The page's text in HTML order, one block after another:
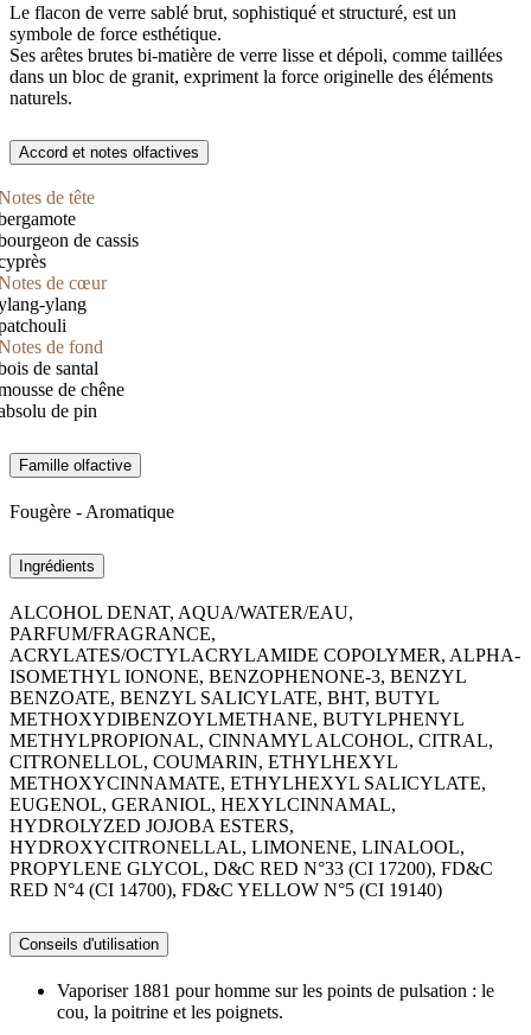
Le flacon de verre sablé brut, sophistiqué et structuré, est un
symbole de force esthétique.
Ses arêtes brutes bi-matière de verre lisse et dépoli, comme taillées
dans un bloc de granit, expriment la force originelle des éléments
naturels.
Accord et notes olfactives
de tête
de cassis
de cœur
ylang
de fond
de santal
de chêne
de pin
Famille olfactive
Fougère - Aromatique
Ingrédients
ALCOHOL DENAT, AQUA/WATER/EAU,
PARFUM/FRAGRANCE,
ACRYLATES/OCTYLACRYLAMIDE COPOLYMER, ALPHA-
ISOMETHYL IONONE, BENZOPHENONE-3, BENZYL
BENZOATE, BENZYL SALICYLATE, BHT, BUTYL
METHOXYDIBENZOYLMETHANE, BUTYLPHENYL
METHYLPROPIONAL, CINNAMYL ALCOHOL, CITRAL,
CITRONELLOL, COUMARIN, ETHYLHEXYL
METHOXYCINNAMATE, ETHYLHEXYL SALICYLATE,
EUGENOL, GERANIOL, HEXYLCINNAMAL,
HYDROLYZED JOJOBA ESTERS,
HYDROXYCITRONELLAL, LIMONENE, LINALOOL,
PROPYLENE GLYCOL, D&C RED N°33 (CI 17200), FD&C
RED N°4 (CI 14700), FD&C YELLOW N°5 (CI 19140)
Conseils d'utilisation
Vaporiser 1881 pour homme sur les points de pulsation : le
cou, la poitrine et les poignets.